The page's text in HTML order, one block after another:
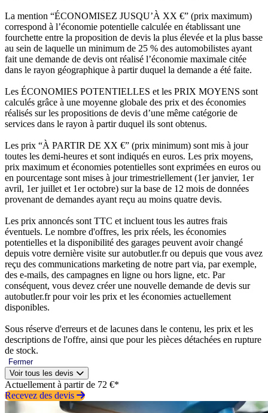
La mention “ÉCONOMISEZ JUSQU’À XX €” (prix maximum)
correspond à l’économie potentielle calculée en établissant une
fourchette entre la proposition de devis la plus élevée et la plus basse
au sein de laquelle un minimum de 25 % des automobilistes ayant
fait une demande de devis ont réalisé l’économie maximale citée
dans le rayon géographique à partir duquel la demande a été faite.
Les ÉCONOMIES POTENTIELLES et les PRIX MOYENS sont
calculés grâce à une moyenne globale des prix et des économies
réalisés sur les propositions de devis d’une même catégorie de
services dans le rayon à partir duquel ils sont obtenus.
Les prix “À PARTIR DE XX €” (prix minimum) sont mis à jour
toutes les demi-heures et sont indiqués en euros. Les prix moyens,
prix maximum et économies potentielles sont exprimées en euros ou
en pourcentage sont mises à jour trimestriellement (1er janvier, 1er
avril, 1er juillet et 1er octobre) sur la base de 12 mois de données
provenant de demandes ayant reçu au moins quatre devis.
Les prix annoncés sont TTC et incluent tous les autres frais
éventuels. Le nombre d'offres, les prix réels, les économies
potentielles et la disponibilité des garages peuvent avoir changé
depuis votre dernière visite sur autobutler.fr ou depuis que vous avez
reçu des communications marketing de notre part via, par exemple,
des e-mails, des campagnes en ligne ou hors ligne, etc. Par
conséquent, vous devez créer une nouvelle demande de devis sur
autobutler.fr pour voir les prix et les économies actuellement
disponibles.
Sous réserve d'erreurs et de lacunes dans le contenu, les prix et les
descriptions de l'offre, ainsi que pour les pièces détachées en rupture
de stock.
Fermer
Voir tous les devis
Actuellement à partir de 72 €*
Recevez des devis